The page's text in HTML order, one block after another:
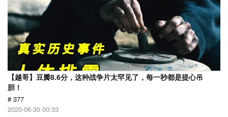
【越哥】豆瓣8.6分，这种战争片太罕见了，每一秒都是提心吊
胆！
# 377
2020-06-30 00:33